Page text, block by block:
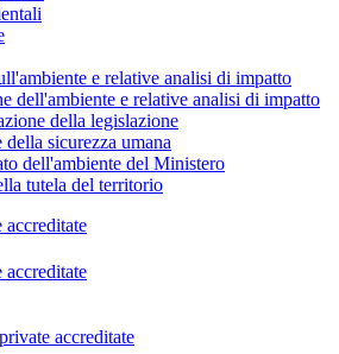
e relative analisi di impatto
dell'ambiente e relative analisi di impatto
della legislazione
della sicurezza umana
dell'ambiente del Ministero
tutela del territorio
accreditate
accreditate
accreditate